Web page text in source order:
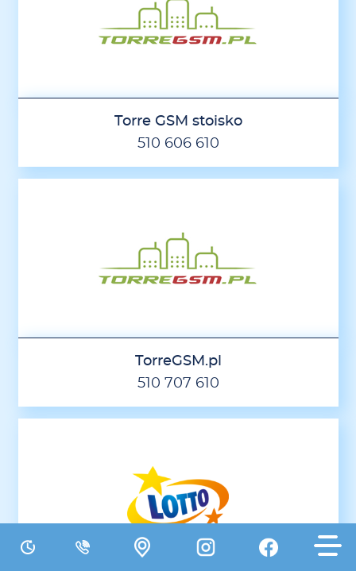
Torre GSM stoisko
510 606 610
TorreGSM.pl
510 707 610